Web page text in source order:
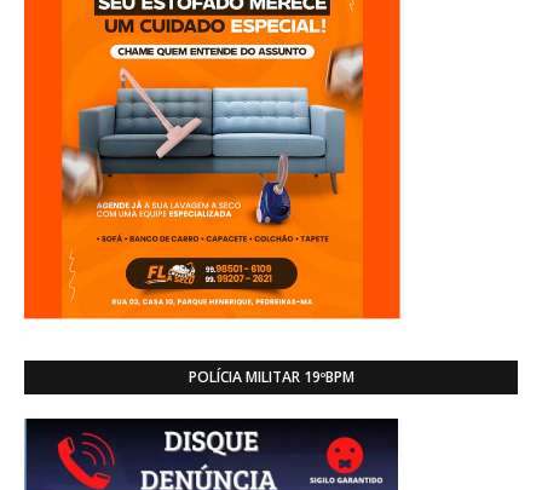
POLÍCIA MILITAR 19ºBPM